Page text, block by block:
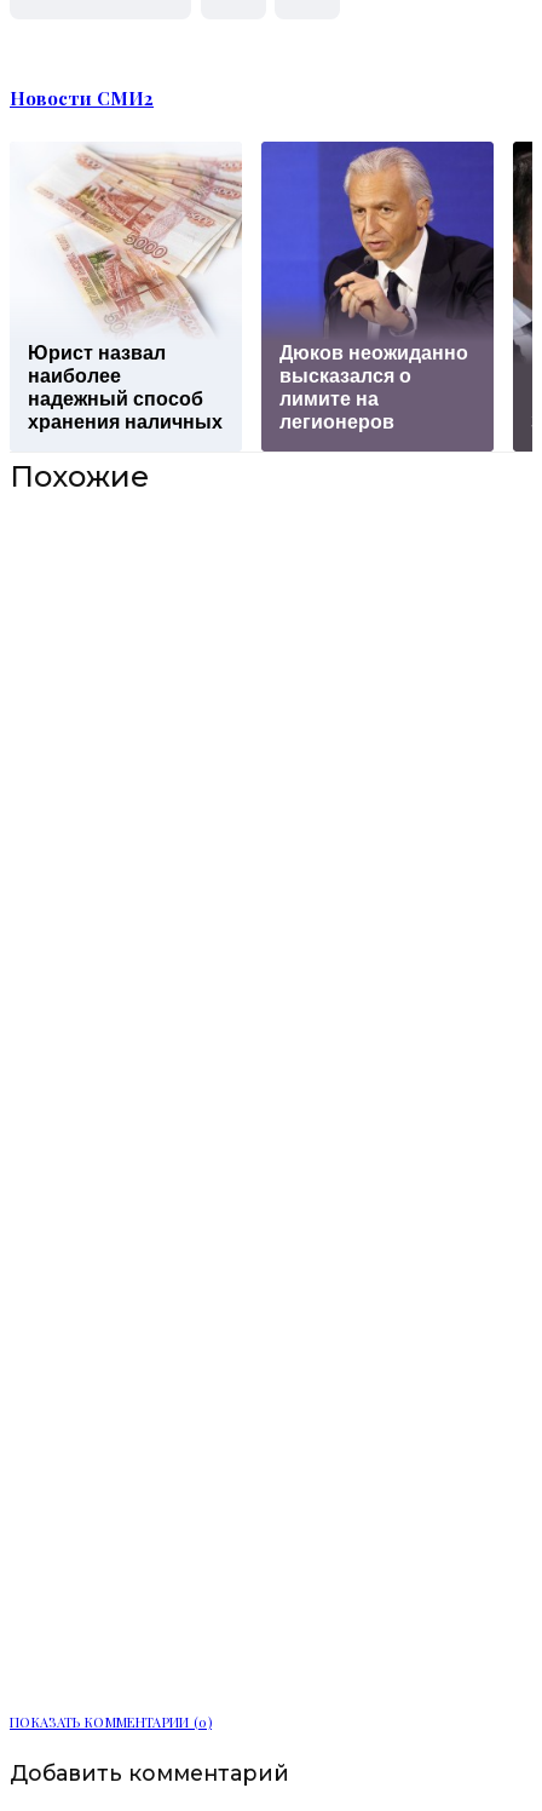
Новости СМИ2
Юрист нaзвал
наиболее
надежный способ
хранения наличных
Дюков неожиданно
высказался о
лимите на
легионеров
Похожие
ПОКАЗАТЬ КОММЕНТАРИИ (0)
Добавить комментарий